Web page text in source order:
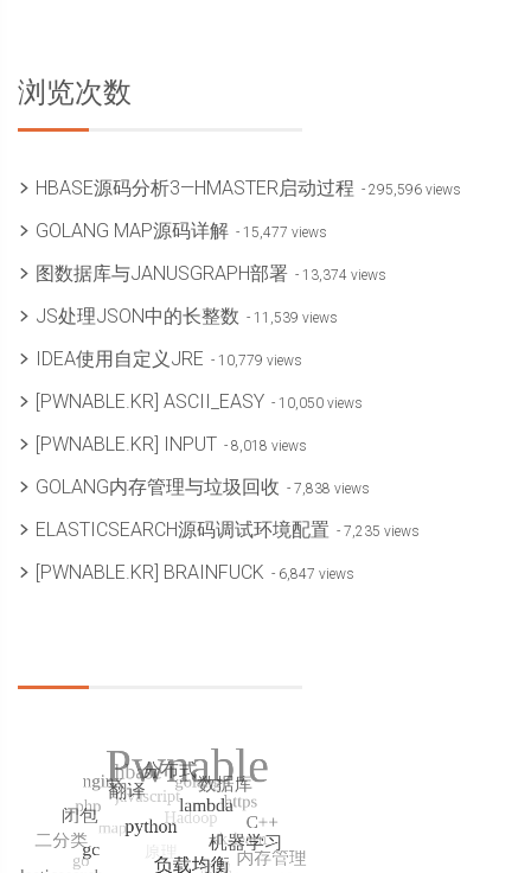
浏览次数
HBASE源码分析3—HMASTER启动过程 - 295,596 views
GOLANG MAP源码详解 - 15,477 views
图数据库与JANUSGRAPH部署 - 13,374 views
JS处理JSON中的长整数 - 11,539 views
IDEA使用自定义JRE - 10,779 views
[PWNABLE.KR] ASCII_EASY - 10,050 views
[PWNABLE.KR] INPUT - 8,018 views
GOLANG内存管理与垃圾回收 - 7,838 views
ELASTICSEARCH源码调试环境配置 - 7,235 views
[PWNABLE.KR] BRAINFUCK - 6,847 views